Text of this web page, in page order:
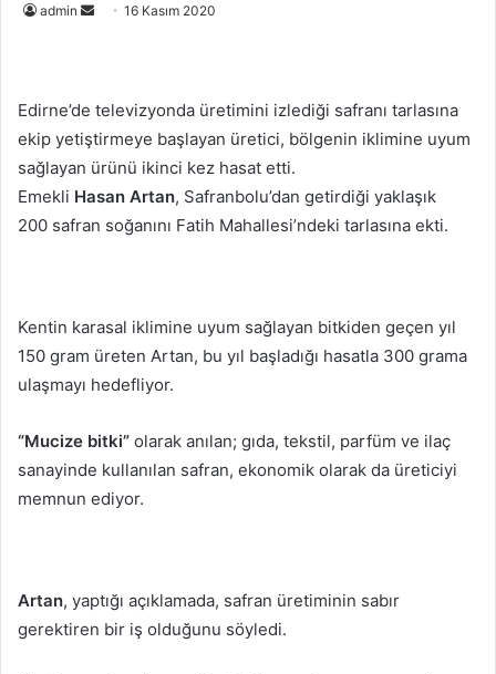
admin
Bir
16 Kasım 2020
Edirne’de televizyonda üretimini izlediği safranı tarlasına
ekip yetiştirmeye başlayan üretici, bölgenin iklimine uyum
sağlayan ürünü ikinci kez hasat etti.
Emekli Hasan Artan, Safranbolu’dan getirdiği yaklaşık
200 safran soğanını Fatih Mahallesi’ndeki tarlasına ekti.
Kentin karasal iklimine uyum sağlayan bitkiden geçen yıl
150 gram üreten Artan, bu yıl başladığı hasatla 300 grama
ulaşmayı hedefliyor.
“Mucize bitki” olarak anılan; gıda, tekstil, parfüm ve ilaç
sanayinde kullanılan safran, ekonomik olarak da üreticiyi
memnun ediyor.
Artan, yaptığı açıklamada, safran üretiminin sabır
gerektiren bir iş olduğunu söyledi.